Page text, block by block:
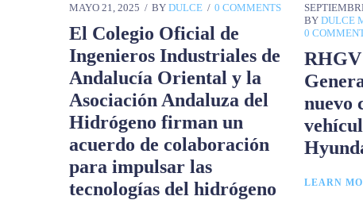
MAYO 21, 2025 BY DULCE 0 COMMENTS
El Colegio Oficial de
Ingenieros Industriales de
Andalucía Oriental y la
Asociación Andaluza del
Hidrógeno firman un
acuerdo de colaboración
para impulsar las
tecnologías del hidrógeno
BY DULCE
0
RHGV
nuevo
LEARN